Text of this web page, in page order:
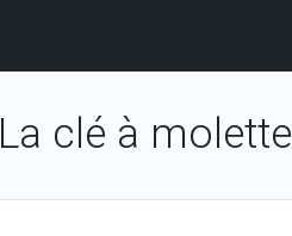
La clé à molette